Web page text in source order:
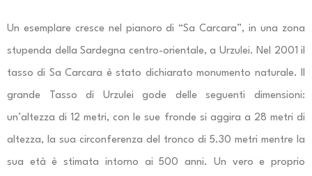
Un esemplare cresce nel pianoro di “Sa Carcara”, in una zona
stupenda della Sardegna centro-orientale, a Urzulei. Nel 2001 il
tasso di Sa Carcara è stato dichiarato monumento naturale. Il
grande Tasso di Urzulei gode delle seguenti dimensioni:
un’altezza di 12 metri, con le sue fronde si aggira a 28 metri di
altezza, la sua circonferenza del tronco di 5.30 metri mentre la
sua età è stimata intorno ai 500 anni. Un vero e proprio